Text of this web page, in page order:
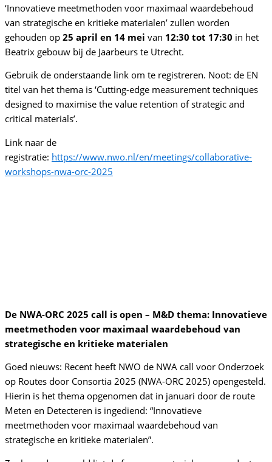
‘Innovatieve meetmethoden voor maximaal waardebehoud
van strategische en kritieke materialen’ zullen worden
gehouden op 25 april en 14 mei van 12:30 tot 17:30 in het
Beatrix gebouw bij de Jaarbeurs te Utrecht.
Gebruik de onderstaande link om te registreren. Noot: de EN
titel van het thema is ‘Cutting-edge measurement techniques
designed to maximise the value retention of strategic and
critical materials’.
Link naar de
registratie: https://www.nwo.nl/en/meetings/collaborative-
workshops-nwa-orc-2025
De NWA-ORC 2025 call is open – M&D thema: Innovatieve
meetmethoden voor maximaal waardebehoud van
strategische en kritieke materialen
Goed nieuws: Recent heeft NWO de NWA call voor Onderzoek
op Routes door Consortia 2025 (NWA-ORC 2025) opengesteld.
Hierin is het thema opgenomen dat in januari door de route
Meten en Detecteren is ingediend: “Innovatieve
meetmethoden voor maximaal waardebehoud van
strategische en kritieke materialen”.